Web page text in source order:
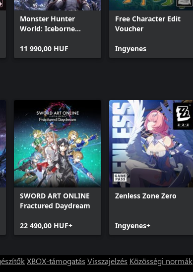
Monster Hunter
World: Iceborne
11 990,00 HUF
Free Character Edit
Voucher
Ingyenes
SWORD ART ONLINE
Fractured Daydream
22 490,00 HUF+
Zenless Zone Zero
Ingyenes+
XBOX-támogatás Visszajelzés Közösségi normák